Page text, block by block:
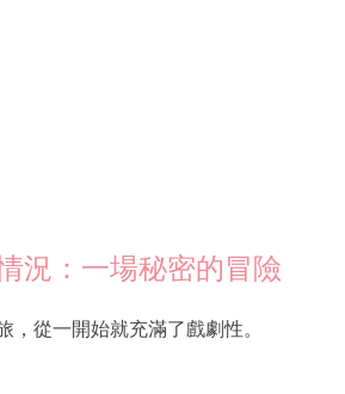
況：一場秘密的冒險
，從一開始就充滿了戲劇性。